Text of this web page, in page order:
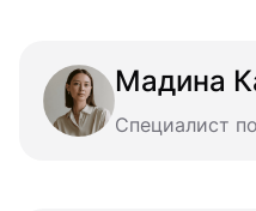
Мадина
Специалист